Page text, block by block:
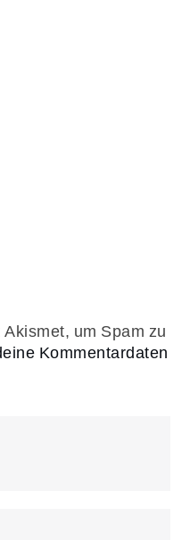
um Spam zu
Kommentardaten